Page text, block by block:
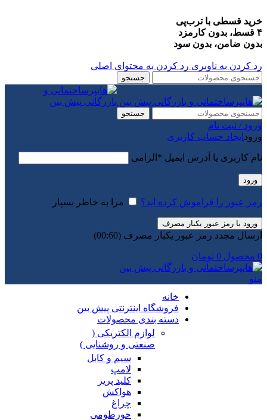
خرید قسطی با ترب‌پی
۴ قسط، بدون کارمزد
بدون ضامن، بدون سود
رد کردن به ناوبری رد کردن به محتوای اصلی
جستجو
جستجو
ورود / ثبت نام
ورود ایجاد حساب کاربری
نام کاربری یا آدرس ایمیل * الزامی
ورود
رمز عبور را فراموش کرده اید؟ مرا به خاطر بسپار
ورود با رمز عبور یکبار مصرف
ارسال مجدد رمز عبور یکبار مصرف (00:
60
)
0 محصول 0 تومان
منو
خانه
فروشگاه اینترنتی پیش بین
دسته بندی محصولات
لوازم الکتریکی (
صنعتی و روشنایی )
سیم و کابل
لامپ
کلید پریز
هواکش
چراغ
خورطومی